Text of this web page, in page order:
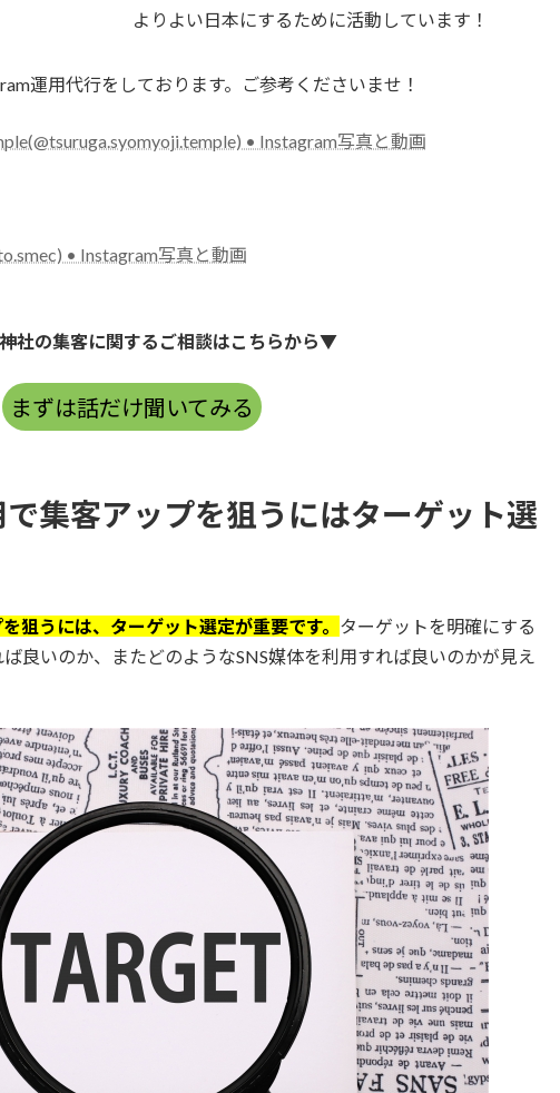
よりよい日本にするために活動しています！
運用代行をしております。ご参考くださいませ！
• Instagram写真と動画
• Instagram写真と動画
社の集客に関するご相談はこちらから▼
まずは話だけ聞いてみる
集客アップを狙うにはターゲット選
狙うには、ターゲット選定が重要です。 ターゲットを明確にする
良いのか、またどのようなSNS媒体を利用すれば良いのかが見え